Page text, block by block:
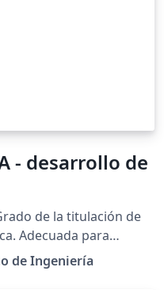
- desarrollo de
de la titulación de
Adecuada para
de Ingeniería